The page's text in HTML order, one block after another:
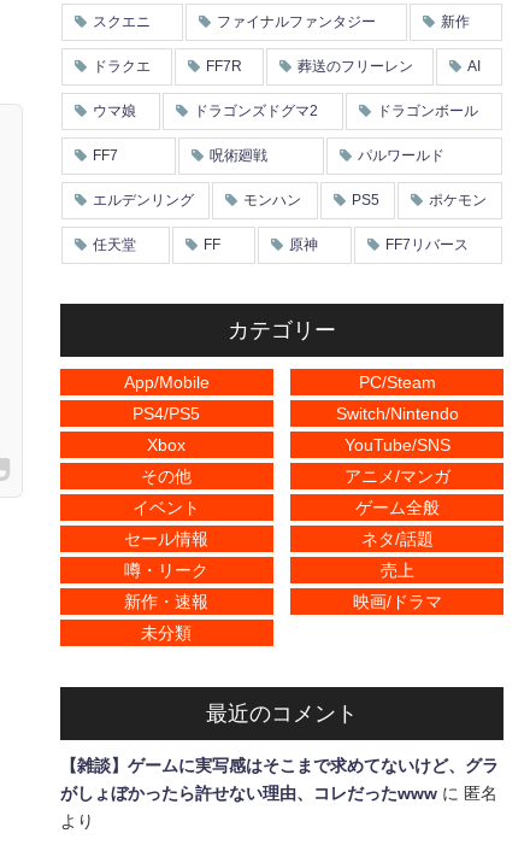
スクエニ ファイナルファンタジー 新作
ドラクエ FF7R 葬送のフリーレン AI
ウマ娘 ドラゴンズドグマ2 ドラゴンボール
FF7 呪術廻戦 パルワールド
エルデンリング モンハン PS5 ポケモン
任天堂 FF 原神 FF7リバース
カテゴリー
App/Mobile
PC/Steam
PS4/PS5
Switch/Nintendo
Xbox
YouTube/SNS
その他
アニメ/マンガ
イベント
ゲーム全般
セール情報
ネタ/話題
噂・リーク
売上
新作・速報
映画/ドラマ
未分類
最近のコメント
【雑談】ゲームに実写感はそこまで求めてないけど、グラ
がしょぼかったら許せない理由、コレだったwww に 匿名
より